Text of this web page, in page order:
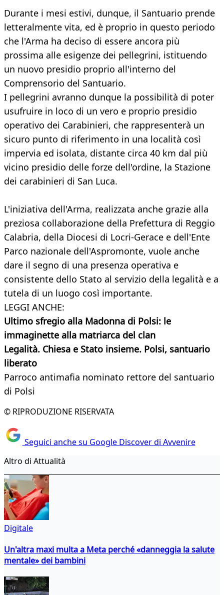
Durante i mesi estivi, dunque, il Santuario prende
letteralmente vita, ed è proprio in questo periodo
che l'Arma ha deciso di essere ancora più
prossima alle esigenze dei pellegrini, istituendo
un nuovo presidio proprio all'interno del
Comprensorio del Santuario.
I pellegrini avranno dunque la possibilità di poter
usufruire in loco di un vero e proprio presidio
operativo dei Carabinieri, che rappresenterà un
sicuro punto di riferimento in una località così
impervia ed isolata, distante circa 40 km dal più
vicino presidio delle forze dell'ordine, la Stazione
dei carabinieri di San Luca.
L'iniziativa dell'Arma, realizzata anche grazie alla
preziosa collaborazione della Prefettura di Reggio
Calabria, della Diocesi di Locri-Gerace e dell'Ente
Parco nazionale dell'Aspromonte, vuole anche
dare il segno di una presenza operativa e
consistente dello Stato al servizio della legalità e a
tutela di un luogo così importante.
LEGGI ANCHE:
Ultimo sfregio alla Madonna di Polsi: le
immaginette alla matriarca del clan
Legalità. Chiesa e Stato insieme. Polsi, santuario
liberato
Parroco antimafia nominato rettore del santuario
di Polsi
© RIPRODUZIONE RISERVATA
Seguici anche su Google Discover di Avvenire
Altro di Attualità
Digitale
Un'altra maxi multa a Meta perché «danneggia la salute
mentale» dei bambini